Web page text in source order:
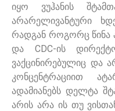
იყო ვუჰანის
არარელივანტური
რადგან როგორც წინა
და CDC-ის
ვაქცინირებულიც და
კონცენტრაციით
ადამიანებს დელტა
არის არა ის თუ